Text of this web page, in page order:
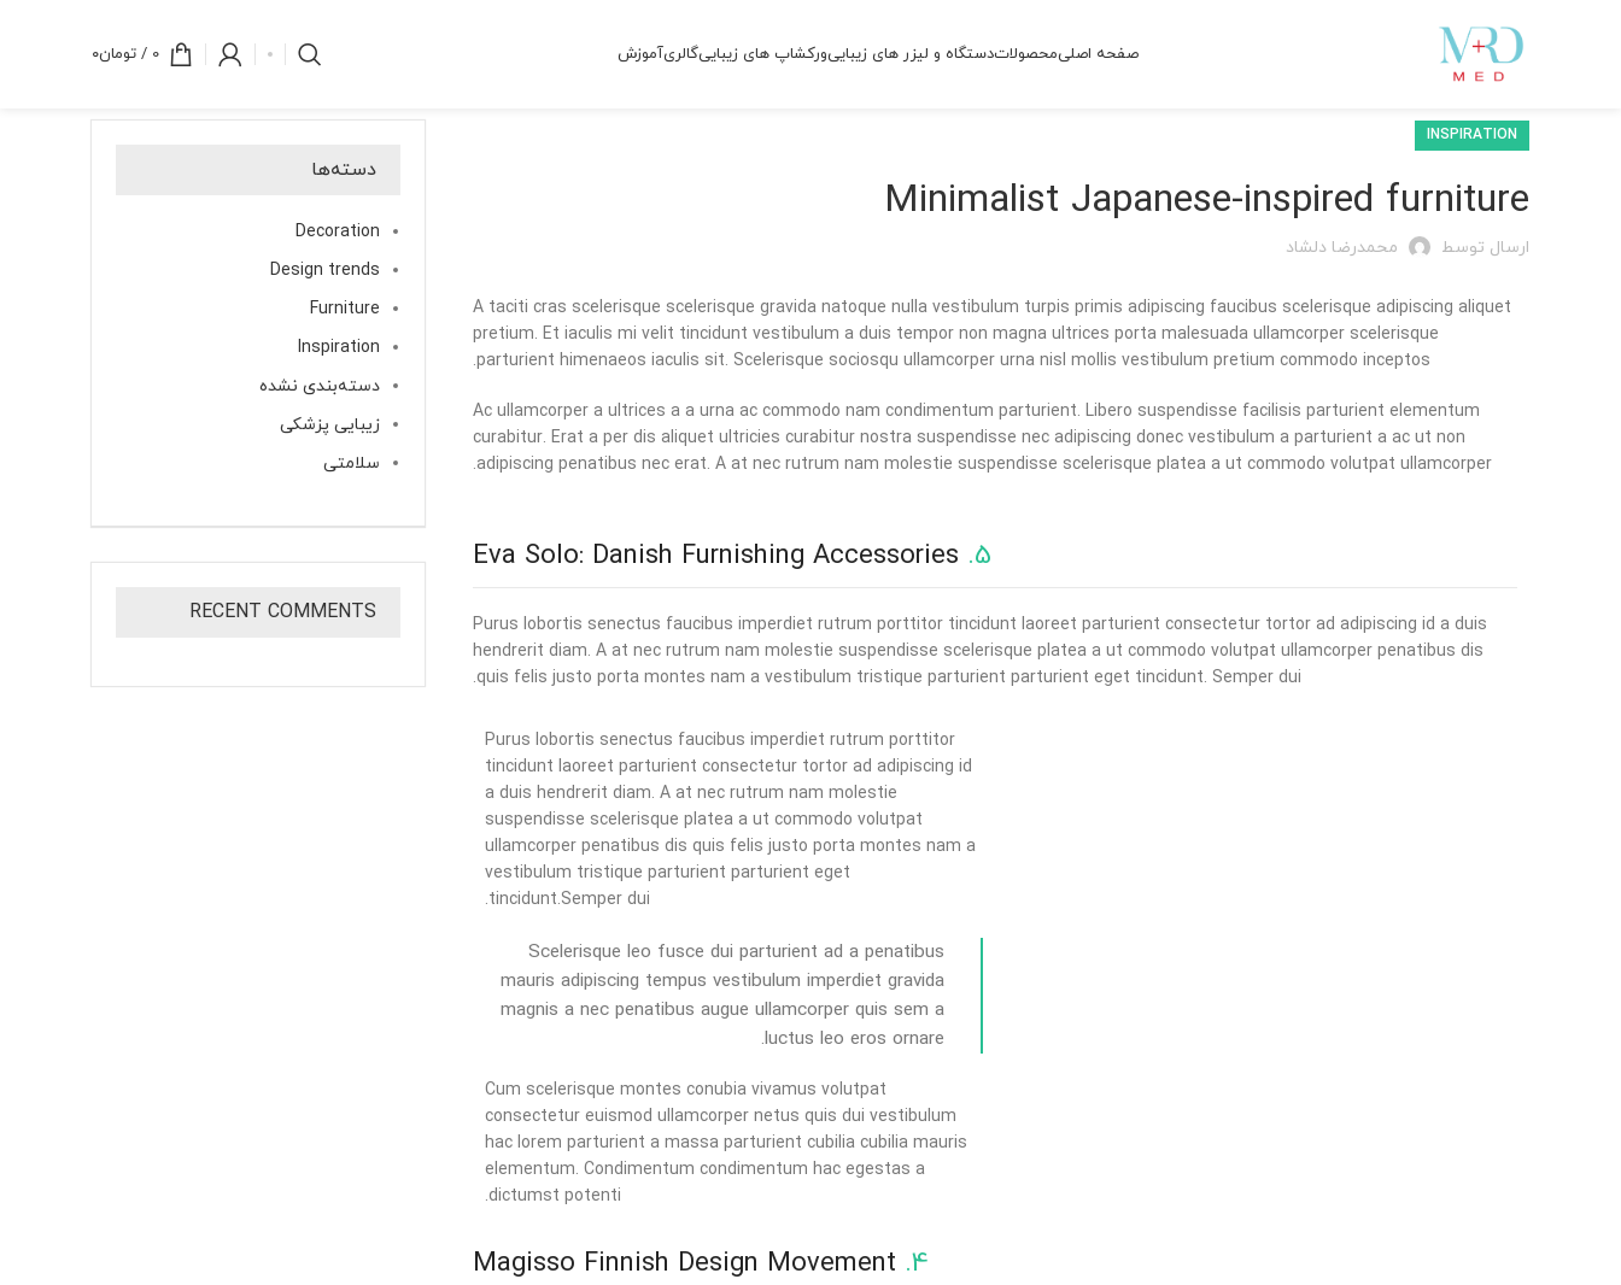
صفحه اصلیمحصولاتدستگاه و لیزر های زیباییورکشاپ های زیباییگالریآموزش 0
/ تومان۰
INSPIRATION
Minimalist Japanese-inspired furniture
ارسال توسط محمدرضا دلشاد
A taciti cras scelerisque scelerisque gravida natoque nulla vestibulum turpis primis adipiscing faucibus scelerisque adipiscing aliquet
pretium. Et iaculis mi velit tincidunt vestibulum a duis tempor non magna ultrices porta malesuada ullamcorper scelerisque
parturient himenaeos iaculis sit. Scelerisque sociosqu ullamcorper urna nisl mollis vestibulum pretium commodo inceptos.
Ac ullamcorper a ultrices a a urna ac commodo nam condimentum parturient. Libero suspendisse facilisis parturient elementum
curabitur. Erat a per dis aliquet ultricies curabitur nostra suspendisse nec adipiscing donec vestibulum a parturient a ac ut non
adipiscing penatibus nec erat. A at nec rutrum nam molestie suspendisse scelerisque platea a ut commodo volutpat ullamcorper.
5.
Purus lobortis senectus faucibus imperdiet rutrum porttitor tincidunt laoreet parturient consectetur tortor ad adipiscing id a duis
hendrerit diam. A at nec rutrum nam molestie suspendisse scelerisque platea a ut commodo volutpat ullamcorper penatibus dis
quis felis justo porta montes nam a vestibulum tristique parturient parturient eget tincidunt. Semper dui.
Purus lobortis senectus faucibus imperdiet rutrum porttitor
tincidunt laoreet parturient consectetur tortor ad adipiscing id
a duis hendrerit diam. A at nec rutrum nam molestie
suspendisse scelerisque platea a ut commodo volutpat
ullamcorper penatibus dis quis felis justo porta montes nam a
vestibulum tristique parturient parturient eget
tincidunt.Semper dui.
Scelerisque leo fusce dui parturient ad a penatibus
mauris adipiscing tempus vestibulum imperdiet gravida
magnis a nec penatibus augue ullamcorper quis sem a
luctus leo eros ornare.
Cum scelerisque montes conubia vivamus volutpat
consectetur euismod ullamcorper netus quis dui vestibulum
hac lorem parturient a massa parturient cubilia cubilia mauris
elementum. Condimentum condimentum hac egestas a
dictumst potenti.
4.
دسته‌ها
Decoration
Design trends
Furniture
Inspiration
دسته‌بندی نشده
زیبایی پزشکی
سلامتی
RECENT COMMENTS